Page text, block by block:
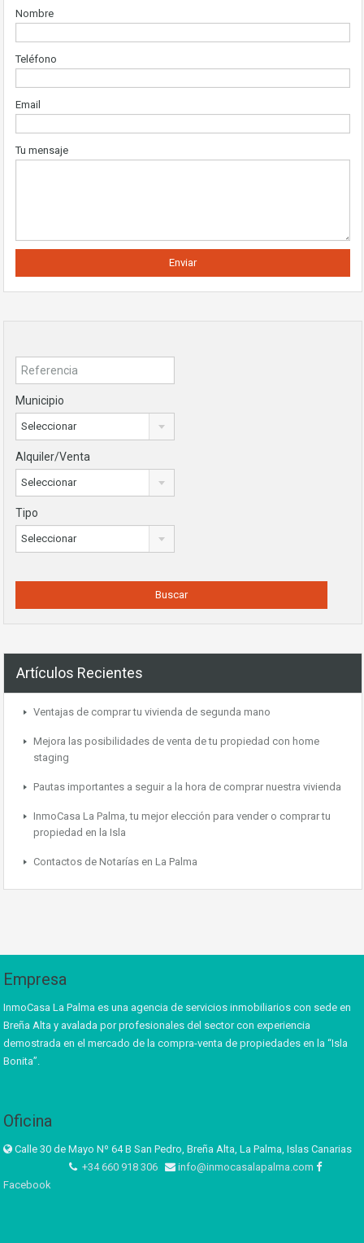
Nombre
Teléfono
Email
Tu mensaje
Municipio
Seleccionar
Alquiler/Venta
Seleccionar
Tipo
Seleccionar
Artículos Recientes
Ventajas de comprar tu vivienda de segunda mano
Mejora las posibilidades de venta de tu propiedad con home
staging
Pautas importantes a seguir a la hora de comprar nuestra vivienda
InmoCasa La Palma, tu mejor elección para vender o comprar tu
propiedad en la Isla
Contactos de Notarías en La Palma
Empresa
InmoCasa La Palma es una agencia de servicios inmobiliarios con sede en
Breña Alta y avalada por profesionales del sector con experiencia
demostrada en el mercado de la compra-venta de propiedades en la “Isla
Bonita”.
Oficina
Calle 30 de Mayo Nº 64 B San Pedro, Breña Alta, La Palma, Islas Canarias
+34 660 918 306
info@inmocasalapalma.com
Facebook